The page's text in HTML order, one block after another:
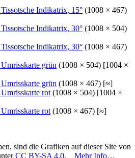
Indikatrix, 15° (1008 × 467)
Indikatrix, 30° (1008 × 504)
Indikatrix, 30° (1008 × 467)
grün (1008 × 504) [1004 ×
grün (1008 × 467) [≈]
rot (1008 × 504) [1004 ×
rot (1008 × 467) [≈]
sind die Grafiken auf dieser Site von
CC BY-SA 4.0. Mehr Info…